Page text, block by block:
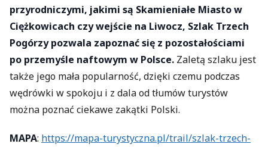
przyrodniczymi, jakimi są Skamieniałe Miasto w
Ciężkowicach czy wejście na Liwocz, Szlak Trzech
Pogórzy pozwala zapoznać się z pozostałościami
po przemyśle naftowym w Polsce. Zaletą szlaku jest
także jego mała popularność, dzięki czemu podczas
wędrówki w spokoju i z dala od tłumów turystów
można poznać ciekawe zakątki Polski.
MAPA: https://mapa-turystyczna.pl/trail/szlak-trzech-